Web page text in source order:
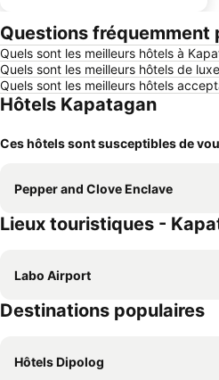
Questions fréquemment
Quels sont les meilleurs hôtels à
Quels sont les meilleurs hôtels de
Quels sont les meilleurs hôtels
Hôtels Kapatagan
Ces hôtels sont susceptibles de
Pepper and Clove Enclave
Lieux touristiques -
Labo Airport
Destinations populaires
Hôtels Dipolog